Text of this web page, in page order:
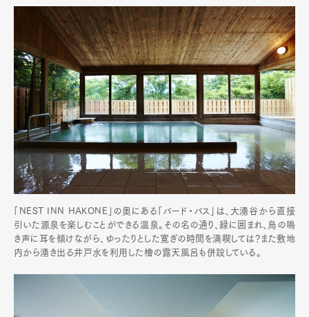
「NEST INN HAKONE」の奥にある「バード・バス」は、大湧谷から直接
引いた源泉を楽しむことができる温泉。その名の通り、緑に囲まれ、鳥の鳴
き声に耳を傾けながら、ゆったりとした寛ぎの時間を満喫しては？また敷地
内から湧き出る井戸水を利用した檜の露天風呂も併設している。